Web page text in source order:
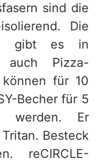
sind die
Die
gibt es in
auch Pizza-
für 10
Becher für 5
werden. Er
Besteck
reCIRCLE-